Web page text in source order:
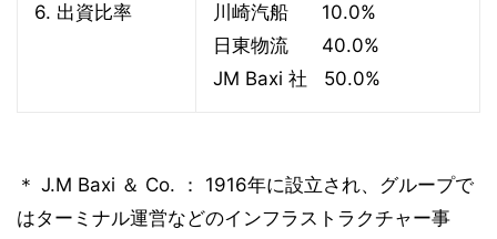
6. 出資比率
川崎汽船 10.0%
日東物流 40.0%
JM Baxi 社 50.0%
＊ J.M Baxi ＆ Co. ： 1916年に設立され、グループで
はターミナル運営などのインフラストラクチャー事